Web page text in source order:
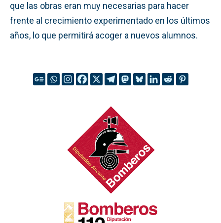
que las obras eran muy necesarias para hacer
frente al crecimiento experimentado en los últimos
años, lo que permitirá acoger a nuevos alumnos.